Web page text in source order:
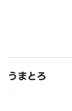
うまとろ